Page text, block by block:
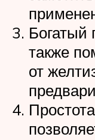
Богатый
также
от